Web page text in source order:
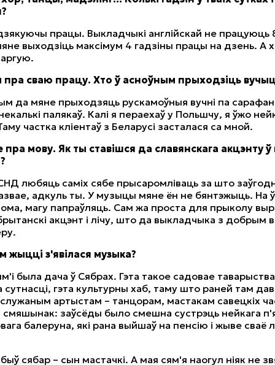
працы. Выкладчыкі англійскай не працуюць
выходзіць максімум 4 гадзіны працы на дзень. А
пра сваю працу. Хто ў асноўным прыходзіць
да мяне прыходзяць рускамоўныя вучні па
палякаў. Калі я пераехаў у Польшчу, я ўжо
частка кліентаў з Беларусі засталася са мной.
мову. Як ты ставішся да славянскага акцэнту
любяць саміх сябе прысаромліваць за што
адкуль ты. У музыцы мяне ён не бянтэжыць. На
магу папраўляць. Сам жа проста для прыколу
акцэнт і лічу, што да выкладчыка з добрым
жыцці з'явілася музыка?
была дача ў Сябрах. Гэта такое садовае
сутнасці, гэта культурны хаб, таму што раней там
артыстам – танцорам, мастакам савецкіх
заўсёды было смешна сустрэць нейкага
балеруна, які рана выйшаў на пенсію і жыве сваё
сябар – сын мастачкі. А мая сям'я наогул ніяк не